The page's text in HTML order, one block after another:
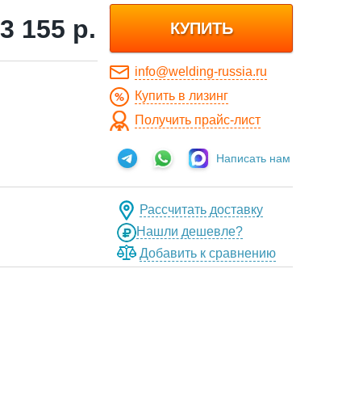
155 р. КУПИТЬ
info@welding-russia.ru
Купить в лизинг
Получить прайс-лист
Написать нам
Рассчитать доставку
Нашли дешевле?
Добавить к сравнению